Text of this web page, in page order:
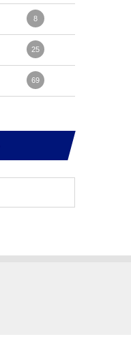
8
25
69